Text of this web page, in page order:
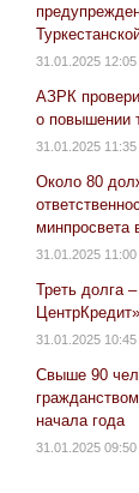
31.01.2025 12:05
АЗРК
о повышении
31.01.2025 11:35
Около 80
минпросвета
31.01.2025 11:00
Треть долга
ЦентрКредит»
31.01.2025 10:45
Свыше 90
начала года
31.01.2025 09:50